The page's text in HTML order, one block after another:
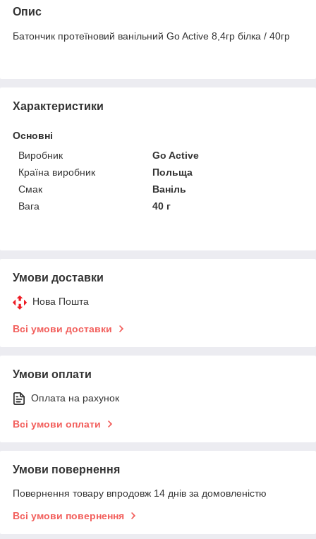
Опис
Батончик протеїновий ванільний Go Active 8,4гр білка / 40гр
Характеристики
Основні
Виробник
Go Active
Країна виробник
Польща
Смак
Ваніль
Вага
40 г
Умови доставки
Нова Пошта
Всі умови доставки
Умови оплати
Оплата на рахунок
Всі умови оплати
Умови повернення
Повернення товару впродовж 14 днів за домовленістю
Всі умови повернення